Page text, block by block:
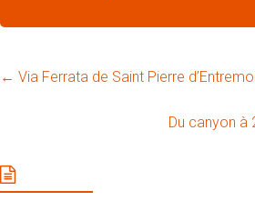
← Via Ferrata de Saint Pierre
Du canyon à